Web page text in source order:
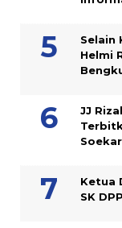
Selain
Helmi
JJ
Ketua
SK